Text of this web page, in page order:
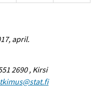
april.
2690 , Kirsi